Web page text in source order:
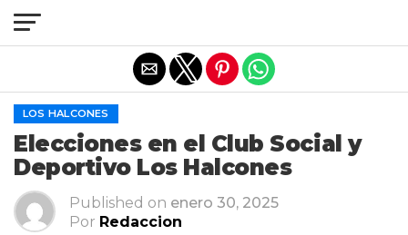
LOS HALCONES
Elecciones en el Club Social y
Deportivo Los Halcones
Published on enero 30, 2025
Por Redaccion